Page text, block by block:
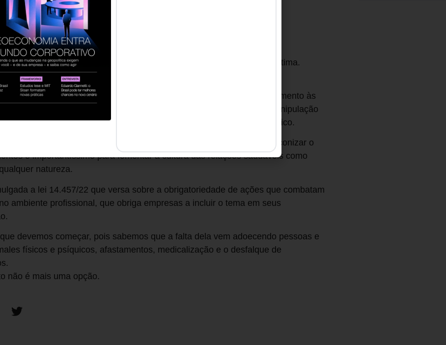
e pessoal.
e inviabilização das redes de apoio.
competência profissional e senso de empregabilidade.
difamação e impeditivos dentro e fora da empresa.
que podem ser almejadas a partir da vulnerabilidade da vítima.
tem traços de perseguição, ódio e obsessão que precisam ser
Portanto, falar sobre assédio no trabalho não se restringe ao acolhimento às
ter espaços de discussão para desconstruir o desejo de poder, a manipulação
Muitos casos precisam de encaminhamento médico terapêutico.
equipes diversas, inclusivas e funcionais e, principalmente, preconizar o
é importantíssimo para fomentar a cultura das relações saudáveis como
natureza.
a lei 14.457/22 que versa sobre a obrigatoriedade de ações que combatam
ambiente profissional, que obriga empresas a incluir o tema em seus
devemos começar, pois sabemos que a falta dela vem adoecendo pessoas e
físicos e psíquicos, afastamentos, medicalização e o desfalque de
não é mais uma opção.